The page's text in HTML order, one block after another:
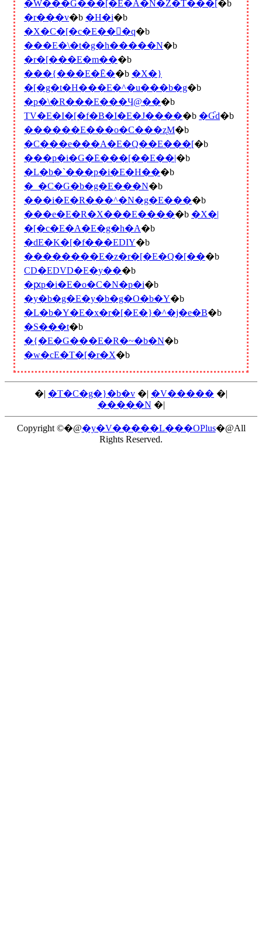
�W���G���[�E�A�N�Z�T���[�b
�r���v�b �H�i�b
�X�C�[�c�E���َq�b
���E�\�t�g�h�����N�b
�r�[���E�m���b
���{���E�Ē��b �X�}
�[�g�t�H���E�^�u���b�g�b
�p�\�R���E���Ӌ@���b
TV�E�I�[�f�B�I�E�J�����b �Ɠd�b
������E���o�C���ʐM�b
�C���e���A�E�Q��E���[�b
���p�i�G�݁E���[��E��|�b
�L�b�`���p�i�E�H���b
�_�C�G�b�g�E���N�b
���i�E�R���^�N�g�E����b
���e�E�R�X���E�����b �X�|
�[�c�E�A�E�g�h�A�b
�ԁE�K�[�f���EDIY�b
��������E�z�r�[�E�Q�[���b
CD�EDVD�E�y���b
�ԗp�i�E�o�C�N�p�i�b
�y�b�g�E�y�b�g�O�b�Y�b
�L�b�Y�E�x�r�[�E�}�^�j�e�B�b
�S���t�b
�{�E�G���E�R�~�b�N�b
�w�сE�T�[�r�X�b
�| �T�C�g�}�b�v �| �V����� �|
�����N �|
Copyright ©�@�y�V�����L���OPlus�@All
Rights Reserved.